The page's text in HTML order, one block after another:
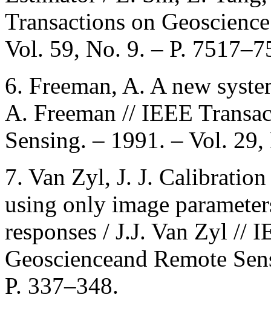
Transactions on
Vol. 59, No. 9. – P.
6. Freeman, A. A new
A. Freeman // IEEE
Sensing. – 1991. – Vol.
7. Van Zyl, J. J.
using only image
responses / J.J. Van Zyl //
Geoscienceand Remote
P. 337–348.